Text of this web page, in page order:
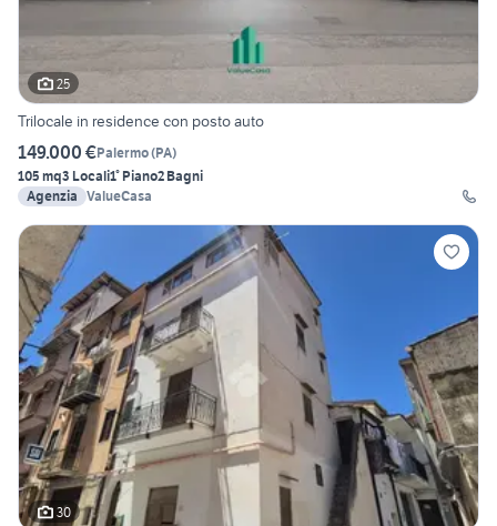
25
Trilocale in residence con posto auto
149.000 €Palermo(PA)
105 mq3 Locali1° Piano2 Bagni
Agenzia ValueCasa
30